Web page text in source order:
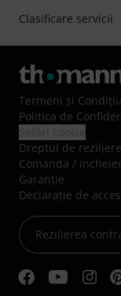
Clasificare servicii
Termeni şi Condiţii
Politica de
Dreptul de
Comanda /
Garanție
Declarație de
Rezilierea